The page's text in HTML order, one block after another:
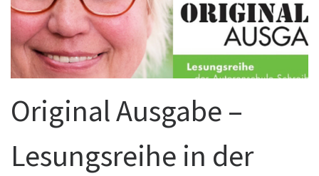
Original Ausgabe –
Lesungsreihe in der